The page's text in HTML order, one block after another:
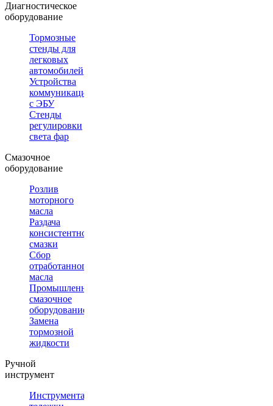
Диагностическое
оборудование
Тормозные
стенды для
легковых
автомобилей
Устройства
коммуникации
с ЭБУ
Стенды
регулировки
света фар
Смазочное
оборудование
Розлив
моторного
масла
Раздача
консистентной
смазки
Сбор
отработанного
масла
Промышленное
смазочное
оборудование
Замена
тормозной
жидкости
Ручной
инструмент
Инструментальные